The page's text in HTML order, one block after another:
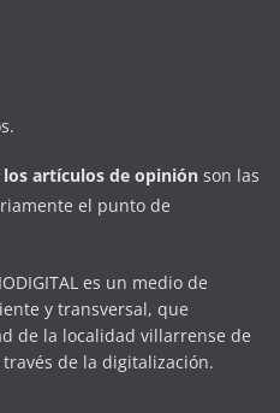
los artículos de opinión son las
el punto de
es un medio de
y transversal, que
de la localidad villarrense de
de la digitalización.